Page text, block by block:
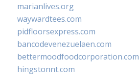
marianlives.org
waywardtees.com
pidfloorsexpress.com
bancodevenezuelaen.com
bettermoodfoodcorporation.com
hingstonnt.com